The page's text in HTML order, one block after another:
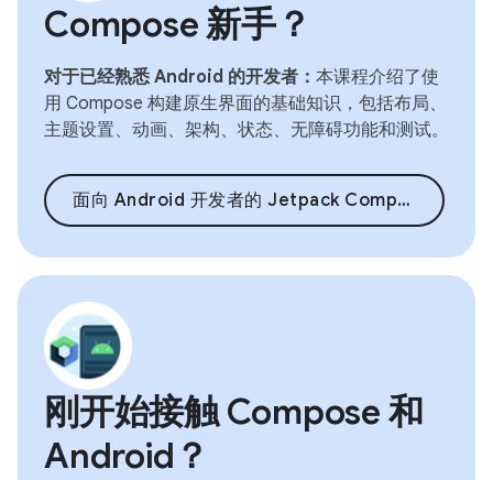
Compose 新手？
对于已经熟悉 Android 的开发者： 本课程介绍了使
用 Compose 构建原生界面的基础知识，包括布局、
主题设置、动画、架构、状态、无障碍功能和测试。
面向 Android 开发者的 Jetpack Compose
刚开始接触 Compose 和
Android？